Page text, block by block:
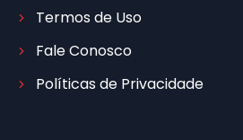
Termos de Uso
Fale Conosco
Políticas de Privacidade